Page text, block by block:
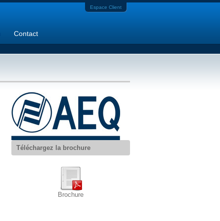
Espace Client
Contact
Téléchargez la brochure
Brochure